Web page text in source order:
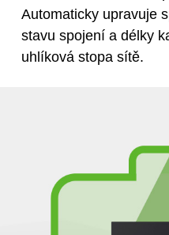
Automaticky upravuje
stavu spojení a délky
uhlíková stopa sítě.